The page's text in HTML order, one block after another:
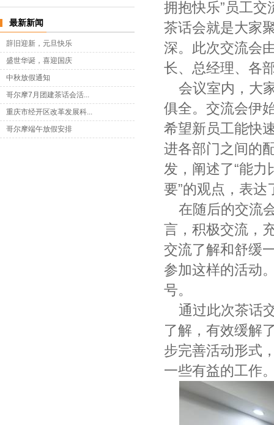
最新新闻
辞旧迎新，元旦快乐
盛世华诞，喜迎国庆
中秋放假通知
哥尔摩7月团建茶话会活...
重庆市经开区改革发展科...
哥尔摩端午放假安排
拥抱快乐”员工
茶话会就是大家
深。此次交流会
长、总经理、各
会议室内，大
俱全。交流会伊
希望新员工能快
进各部门之间的
发，阐述了“能
要”的观点，表
在随后的交流
言，积极交流，
交流了解和舒缓
参加这样的活动
号。
通过此次茶话
了解，有效缓解
步完善活动形式
一些有益的工作